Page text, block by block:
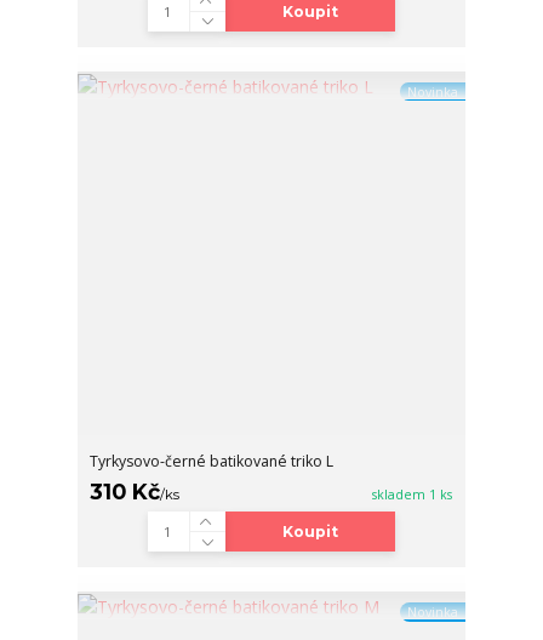
Koupit
Novinka
Tyrkysovo-černé batikované triko L
310 Kč/ks skladem 1 ks
Koupit
Novinka